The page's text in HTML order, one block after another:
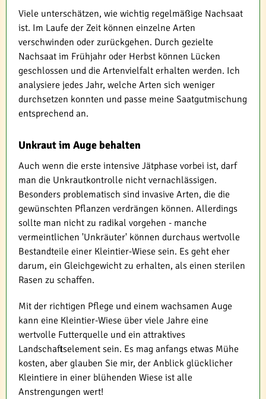
Viele unterschätzen, wie wichtig regelmäßige Nachsaat
ist. Im Laufe der Zeit können einzelne Arten
verschwinden oder zurückgehen. Durch gezielte
Nachsaat im Frühjahr oder Herbst können Lücken
geschlossen und die Artenvielfalt erhalten werden. Ich
analysiere jedes Jahr, welche Arten sich weniger
durchsetzen konnten und passe meine Saatgutmischung
entsprechend an.
Unkraut im Auge behalten
Auch wenn die erste intensive Jätphase vorbei ist, darf
man die Unkrautkontrolle nicht vernachlässigen.
Besonders problematisch sind invasive Arten, die die
gewünschten Pflanzen verdrängen können. Allerdings
sollte man nicht zu radikal vorgehen - manche
vermeintlichen 'Unkräuter' können durchaus wertvolle
Bestandteile einer Kleintier-Wiese sein. Es geht eher
darum, ein Gleichgewicht zu erhalten, als einen sterilen
Rasen zu schaffen.
Mit der richtigen Pflege und einem wachsamen Auge
kann eine Kleintier-Wiese über viele Jahre eine
wertvolle Futterquelle und ein attraktives
Landschaftselement sein. Es mag anfangs etwas Mühe
kosten, aber glauben Sie mir, der Anblick glücklicher
Kleintiere in einer blühenden Wiese ist alle
Anstrengungen wert!